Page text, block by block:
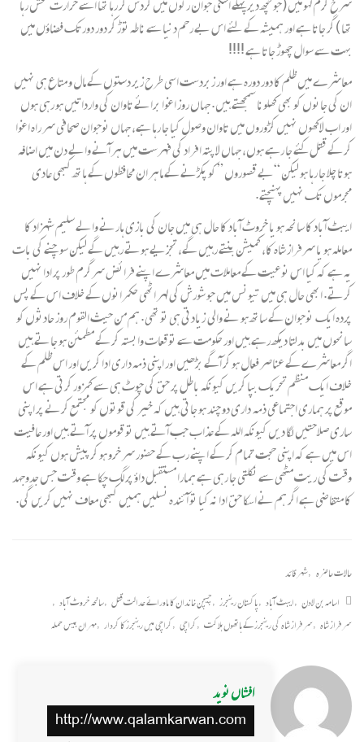
تھا ) گر جاتا ہے اور ہمیشہ کے لئے اس بے رحم دنیا سے ناطہ توڑ کر دور دور تک فضاؤں میں
بہت سے سوال چھوڑ جاتا ہے !!!!
معاشرے میں ظلم کا دور دورہ ہے اور زبردست اسی طرح زیر دستوں کے مال و متاع ہی نہیں
ان کی جانوں کو بھی کھلونا سمجھتے ہیں. جہاں روز اغوا برائے تاوان کی وارداتیں ہو رہی ہوں
اور اب لاکھوں نہیں کڑوروں میں تاوان وصول کیا جا رہا ہے، جہاں نوجوان صحافی سر راہ اغوا
کر کے قتل کئے جا رہے ہوں، جہاں لا پتہ افراد کی فہرست میں ہر آنے والے دن میں اضافہ
ہوتا چلا جا رہا ہو لیکن “بے قصوروں ” کو پکڑنے کے ماہر ان محافظوں کے ہاتھ کبھی عادی
مجرموں تک نہیں پہنچتے.
ایبٹ آباد کا سانحہ ہو یا خروٹ آباد کا حال ہی میں جان کی بازی ہارنے والے سلیم شہزاد کا
معاملہ ہو یا سرفراز شاہ کا، کمیشن بنتے رہیں گے، تجزیے ہوتے رہیں گے لیکن سوچنے کی بات
یہ ہے کہ کیا اس نوعیت کے معاملات میں معاشرے اپنے فرائض سرگرم طور پر ادا نہیں
کرتے. ابھی حال ہی میں تیونس میں جو شورش کی لہر اٹھی حکمرانوں کے خلاف اس کے پس
پردہ ایک نوجوان کے ساتھ ہو نے والی زیادتی ہی تو تھی. ہم من حیث القوم روز حادثوں کو
سانحوں میں بدلتا دیکھ رہے ہیں اور حکومت سے توقعات وابستہ کر کے مطمئن ہو جاتے ہیں
اگر معاشرے کے عناصر فعال ہو کر آگے بڑھیں اور اپنی ذمہ داری ادا کریں اور اس ظلم کے
خلاف ایک منظم تحریک بپا کریں کیونکہ باطل پر حق کی چوٹ ہی سے کمزور کرتی ہے اس
موقع پر ہماری اجتماعی ذمہ داری دو چند ہو جاتی ہیں کہ خیر کی قوتوں کو مجتمع کرنے پر اپنی
ساری صلاحتیں لگا دیں کیونکہ اللہ کے عذاب جب آتے ہیں تو قوموں پر آتے ہیں اور عافیت
اس میں ہے کہ اپنی حجت تمام کر کے اپنے رب کے حضور سر خرو ہو کر پیش ہوں کیونکہ
وقت کی ریت مٹھی سے نکلتی جا رہی ہے ہمارا مستقبل داؤ پر لگ چکا ہے وقت جس جدوجہد
کا متقاضی ہے اگر ہم نے اسکا حق ادا نہ کیا تو آئندہ نسلیں ہمیں کبھی معاف نہیں کریں گی.
حالات حاضرہ ,شہر قائد
اسامہ بن لادن ,ایبٹ آباد ,پاکستان رینجرز ,چیچن خاندان کا ماورائے عدالت قتل ,سانحہ خروٹ آباد ,
سرفراز شاہ ,سرفراز شاہ کی رینجرز کے ہاتھوں ہلاکت ,کراچی ,کراچی میں رینجرز کا کردار ,مہران بیس حملہ
افشاں نوید
http://www.qalamkarwan.com